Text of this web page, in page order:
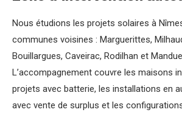
Nous étudions les projets solaires à
communes voisines : Marguerittes,
Bouillargues, Caveirac, Rodilhan et
L’accompagnement couvre les maisons
projets avec batterie, les installations en
avec vente de surplus et les